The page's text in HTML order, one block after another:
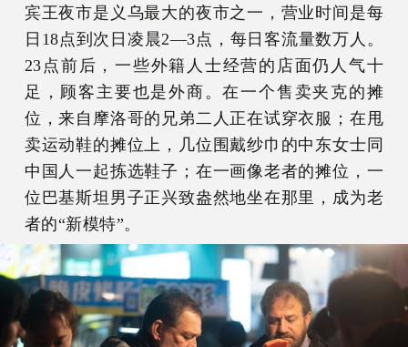
宾王夜市是义乌最大的夜市之一，营业时间是每
日18点到次日凌晨2—3点，每日客流量数万人。
23点前后，一些外籍人士经营的店面仍人气十
足，顾客主要也是外商。在一个售卖夹克的摊
位，来自摩洛哥的兄弟二人正在试穿衣服；在甩
卖运动鞋的摊位上，几位围戴纱巾的中东女士同
中国人一起拣选鞋子；在一画像老者的摊位，一
位巴基斯坦男子正兴致盎然地坐在那里，成为老
者的“新模特”。